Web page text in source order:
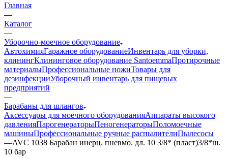
Главная
—
Каталог
—
Уборочно-моечное оборудование
АвтохимияГаражное оборудованиеИнвентарь для уборки,
клинингКлининговое оборудование SantoemmaПротирочные
материалыПрофессиональные ножиТовары для
дезинфекцииУборочный инвентарь для пищевых
предприятий
—
Барабаны для шлангов
Аксессуары для моечного оборудованияАппараты высокого
давленияПарогенераторыПеногенераторыПоломоечные
машиныПрофессиональные ручные распылителиПылесосы
—AVC 1038 Барабан инерц. пневмо. дл. 10 3/8* (пласт)3/8*ш.
10 бар